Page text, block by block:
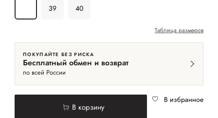
39 40
Таблица размеров
ПОКУПАЙТЕ БЕЗ РИСКА
Бесплатный обмен и возврат
по всей России
В корзину
В избранное